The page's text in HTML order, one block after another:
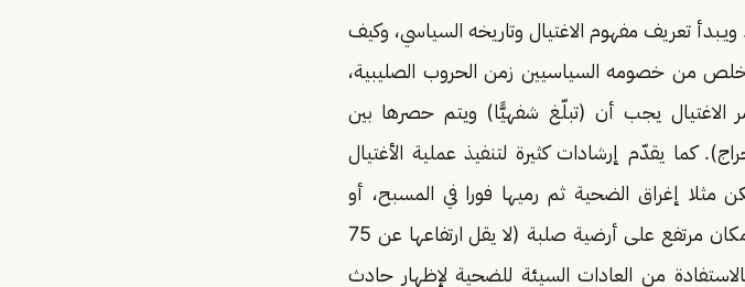
تعريف مفهوم الاغتيال وتاريخه السياسي، وكيف
من خصومه السياسيين زمن الحروب الصليبية،
الاغتيال يجب أن (تبلّغ شفهيًّا) ويتم حصرها بين
كما يقدّم إرشادات كثيرة لتنفيذ عملية الأغتيال
إغراق الضحية ثم رميها فورا في المسبح، أو
تعطيل مكابح سيارته في طريق جبلي، أو إلقائه من مكان مرتفع على أرضية صلبة (لا يقل ارتفاعها عن 75
من العادات السيئة للضحية لإظهار حادث